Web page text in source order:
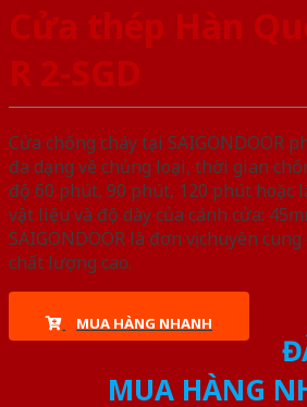
Cửa thép Hàn
R 2-SGD
Cửa chống cháy tại SAIGONDOOR
đa dạng về chủng loại, thời gian
độ 60 phút, 90 phút, 120 phút hoặc
vật liệu và độ dày của cánh cửa:
SAIGONDOOR là đơn vị chuyên
chất lượng cao.
MUA HÀNG NHANH
MUA HÀNG